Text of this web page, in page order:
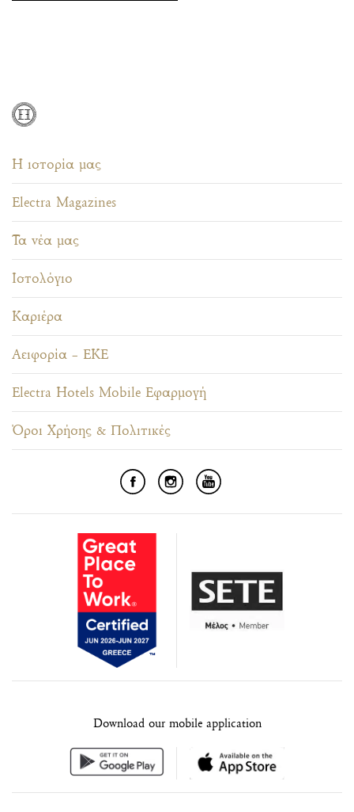
Η ιστορία μας
Electra Magazines
Τα νέα μας
Ιστολόγιο
Καριέρα
Αειφορία – ΕΚΕ
Electra Hotels Mobile Εφαρμογή
Όροι Χρήσης & Πολιτικές
Download our mobile application